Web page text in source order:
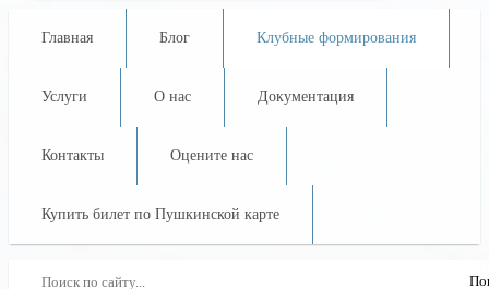
Главная Блог Клубные формирования
Услуги О нас Документация
Контакты Оцените нас
Купить билет по Пушкинской карте